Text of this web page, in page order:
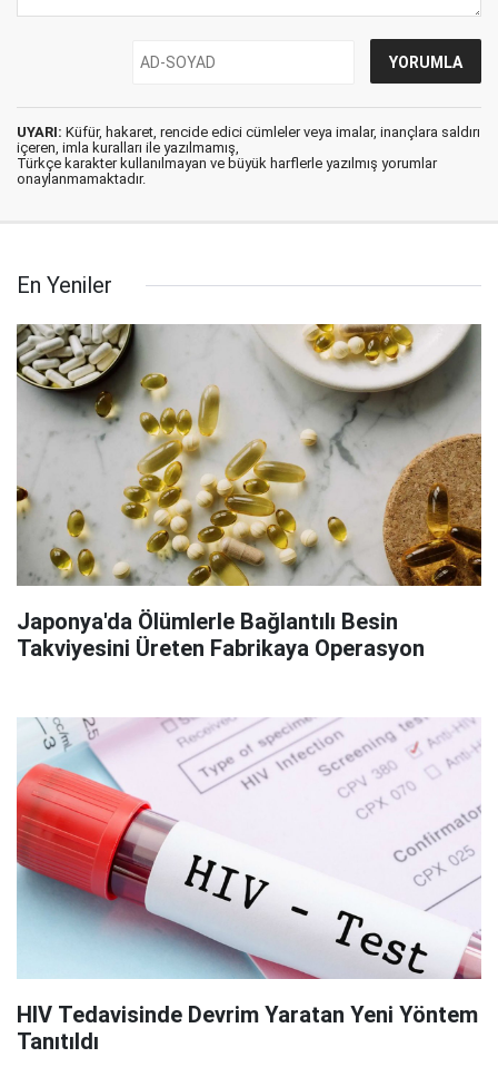
UYARI: Küfür, hakaret, rencide edici cümleler veya imalar, inançlara saldırı
içeren, imla kuralları ile yazılmamış,
Türkçe karakter kullanılmayan ve büyük harflerle yazılmış yorumlar
onaylanmamaktadır.
En Yeniler
Japonya'da Ölümlerle Bağlantılı Besin
Takviyesini Üreten Fabrikaya Operasyon
HIV Tedavisinde Devrim Yaratan Yeni Yöntem
Tanıtıldı